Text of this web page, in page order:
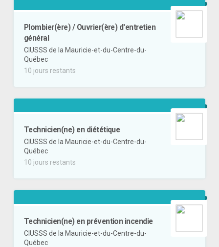
Plombier(ère) / Ouvrier(ère) d'entretien
général
CIUSSS de la Mauricie-et-du-Centre-du-
Québec
10 jours restants
Technicien(ne) en diététique
CIUSSS de la Mauricie-et-du-Centre-du-
Québec
10 jours restants
Technicien(ne) en prévention incendie
CIUSSS de la Mauricie-et-du-Centre-du-
Québec